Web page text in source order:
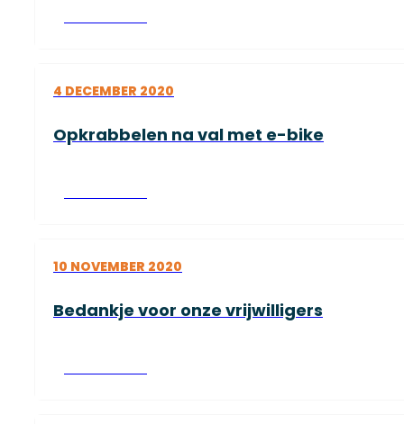
4 DECEMBER 2020
Opkrabbelen na val met e-bike
10 NOVEMBER 2020
Bedankje voor onze vrijwilligers